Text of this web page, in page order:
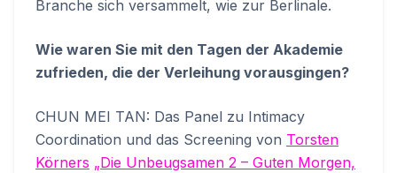
Branche sich versammelt, wie zur Berlinale.
Wie waren Sie mit den Tagen der Akademie
zufrieden, die der Verleihung vorausgingen?
CHUN MEI TAN: Das Panel zu Intimacy
Coordination und das Screening von Torsten
Körners „Die Unbeugsamen 2 – Guten Morgen,